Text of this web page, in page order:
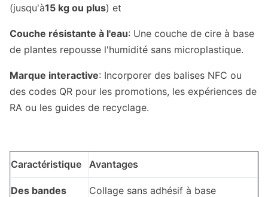
(jusqu'à15 kg ou plus) et
Couche résistante à l'eau: Une couche de cire à base
de plantes repousse l'humidité sans microplastique.
Marque interactive: Incorporer des balises NFC ou
des codes QR pour les promotions, les expériences de
RA ou les guides de recyclage.
Caractéristique Avantages
Des bandes
Collage sans adhésif à base